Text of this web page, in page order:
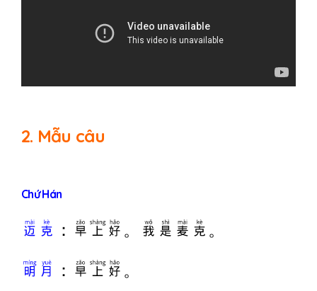
2. Mẫu câu
Chứ Hán
迈克 ：早上好。我是麦克。
明月 ：早上好。